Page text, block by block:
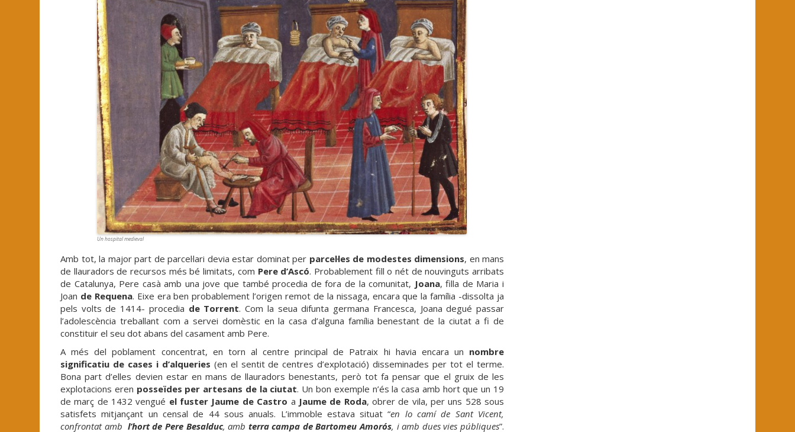
Un hospital medieval
Amb tot, la major part de parcel·lari devia estar dominat per parcel·les de modestes dimensions, en mans
de llauradors de recursos més bé limitats, com Pere d’Ascó. Probablement fill o nét de nouvinguts arribats
de Catalunya, Pere casà amb una jove que també procedia de fora de la comunitat, Joana, filla de Maria i
Joan de Requena. Eixe era ben probablement l’origen remot de la nissaga, encara que la família -dissolta ja
pels volts de 1414- procedia de Torrent. Com la seua difunta germana Francesca, Joana degué passar
l’adolescència treballant com a servei domèstic en la casa d’alguna família benestant de la ciutat a fi de
constituir el seu dot abans del casament amb Pere.
A més del poblament concentrat, en torn al centre principal de Patraix hi havia encara un nombre
significatiu de cases i d’alqueries (en el sentit de centres d’explotació) disseminades per tot el terme.
Bona part d’elles devien estar en mans de llauradors benestants, però tot fa pensar que el gruix de les
explotacions eren posseïdes per artesans de la ciutat. Un bon exemple n’és la casa amb hort que un 19
de març de 1432 vengué el fuster Jaume de Castro a Jaume de Roda, obrer de vila, per uns 528 sous
satisfets mitjançant un censal de 44 sous anuals. L’immoble estava situat “en lo camí de Sant Vicent,
confrontat amb l’hort de Pere Besalduc, amb terra campa de Bartomeu Amorós, i amb dues vies públiques”.